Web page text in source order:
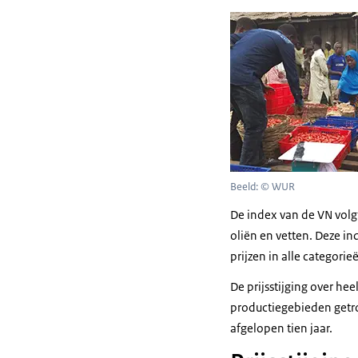
Beeld: © WUR
De index van de VN
oliën en vetten. Deze
prijzen in alle
De prijsstijging over
productiegebieden
afgelopen tien jaar.